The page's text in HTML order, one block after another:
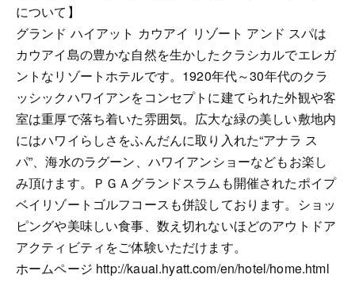
について】
グランド ハイアット カウアイ リゾート アンド スパは
カウアイ島の豊かな自然を生かしたクラシカルでエレガ
ントなリゾートホテルです。1920年代～30年代のクラ
ッシックハワイアンをコンセプトに建てられた外観や客
室は重厚で落ち着いた雰囲気。広大な緑の美しい敷地内
にはハワイらしさをふんだんに取り入れた“アナラ ス
パ”、海水のラグーン、ハワイアンショーなどもお楽し
み頂けます。ＰＧＡグランドスラムも開催されたポイプ
ベイリゾートゴルフコースも併設しております。ショッ
ピングや美味しい食事、数え切れないほどのアウトドア
アクティビティをご体験いただけます。
ホームページ http://kauai.hyatt.com/en/hotel/home.html